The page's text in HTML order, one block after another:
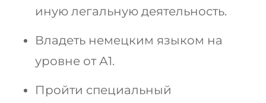
иную легальную деятельность.
Владеть немецким языком на
уровне от А1.
Пройти специальный